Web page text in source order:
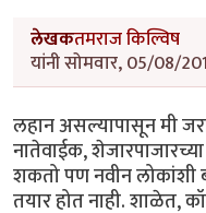
लेखकतमराज किल्विष
यांनी सोमवार, 05/08/
लहान असल्यापासून मी
नातेवाईक,
शकतो पण नवीन लोकांशी
तयार होत नाही. शाळेत,